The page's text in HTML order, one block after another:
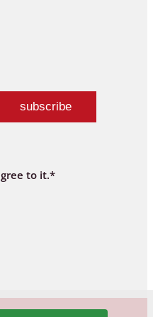
to it.*